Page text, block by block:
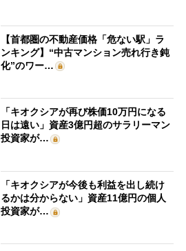
【首都圏の不動産価格「危ない駅」ラ
ンキング】“中古マンション売れ行き鈍
化”のワー…
「キオクシアが再び株価10万円になる
日は遠い」資産3億円超のサラリーマン
投資家が…
「キオクシアが今後も利益を出し続け
るかは分からない」資産11億円の個人
投資家が…